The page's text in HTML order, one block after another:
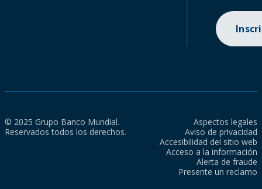
© 2025 Grupo Banco Mundial.
Reservados todos los derechos.
Aspectos legales
Aviso de privacidad
Accesibilidad del sitio web
Acceso a la información
Alerta de fraude
Presente un reclamo